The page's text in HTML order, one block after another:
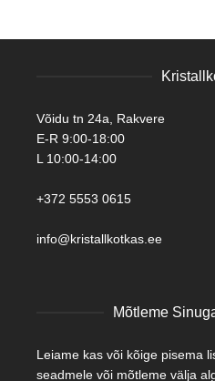
Võidu tn 24a, Rakvere
E-R 9:00-18:00
L 10:00-14:00
+372 5553 0615
info@kristallkotkas.ee
Mõtleme
Leiame kas või kõige pisema
seadmele või mõtleme välja